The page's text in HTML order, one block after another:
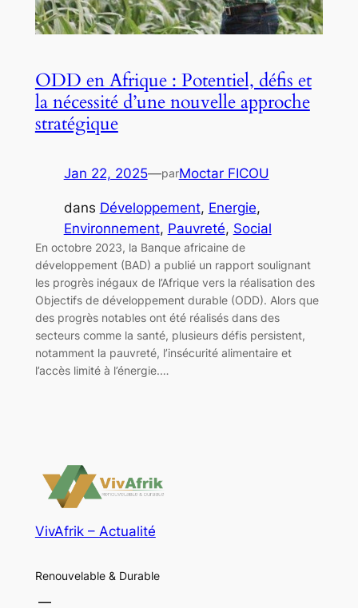
ODD en Afrique : Potentiel, défis et
la nécessité d’une nouvelle approche
stratégique
Jan 22, 2025—parMoctar FICOU
dans Développement, Energie
Environnement, Pauvreté, Social
En octobre 2023, la Banque africaine de
développement (BAD) a publié un rapport soulignant
les progrès inégaux de l’Afrique vers la réalisation des
Objectifs de développement durable (ODD). Alors que
des progrès notables ont été réalisés dans des
secteurs comme la santé, plusieurs défis persistent,
notamment la pauvreté, l’insécurité alimentaire et
l’accès limité à l’énergie.…
VivAfrik – Actualité
Renouvelable & Durable